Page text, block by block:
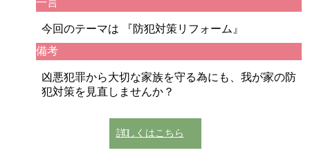
一言
今回のテーマは 『防犯対策リフォーム』
備考
凶悪犯罪から大切な家族を守る為にも、我が家の防
犯対策を見直しませんか？
詳しくはこちら